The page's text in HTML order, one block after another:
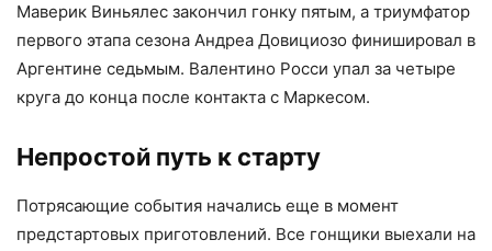
Маверик Виньялес закончил гонку пятым, а триумфатор
первого этапа сезона Андреа Довициозо финишировал в
Аргентине седьмым. Валентино Росси упал за четыре
круга до конца после контакта с Маркесом.
Непростой путь к старту
Потрясающие события начались еще в момент
предстартовых приготовлений. Все гонщики выехали на